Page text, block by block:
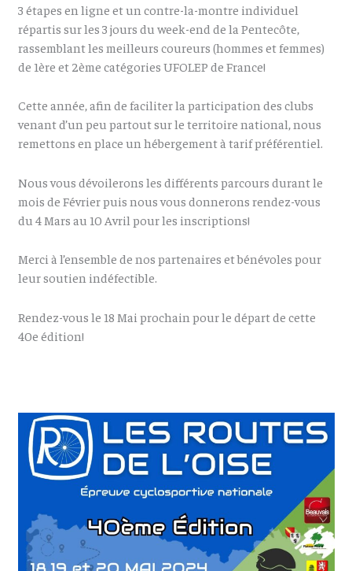
3 étapes en ligne et un contre-la-montre individuel
répartis sur les 3 jours du week-end de la Pentecôte,
rassemblant les meilleurs coureurs (hommes et femmes)
de 1ère et 2ème catégories UFOLEP de France!
Cette année, afin de faciliter la participation des clubs
venant d’un peu partout sur le territoire national, nous
remettons en place un hébergement à tarif préférentiel.
Nous vous dévoilerons les différents parcours durant le
mois de Février puis nous vous donnerons rendez-vous
du 4 Mars au 10 Avril pour les inscriptions!
Merci à l’ensemble de nos partenaires et bénévoles pour
leur soutien indéfectible.
Rendez-vous le 18 Mai prochain pour le départ de cette
40e édition!